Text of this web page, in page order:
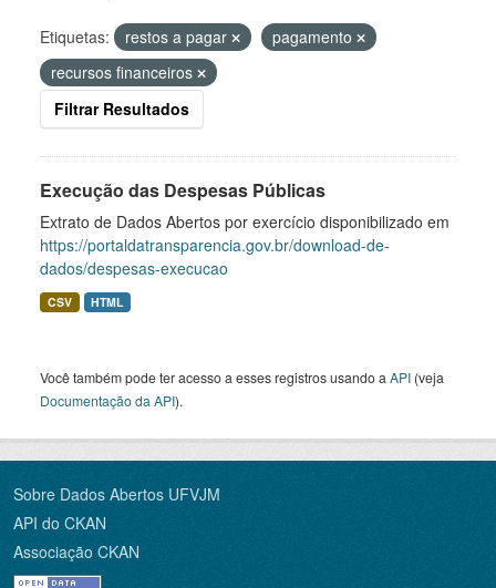
Etiquetas: restos a pagar
pagamento
recursos financeiros
Filtrar Resultados
Execução das Despesas Públicas
Extrato de Dados Abertos por exercício disponibilizado em
https://portaldatransparencia.gov.br/download-de-
dados/despesas-execucao
CSV HTML
Você também pode ter acesso a esses registros usando a API (veja
Documentação da API).
Sobre Dados Abertos UFVJM
API do CKAN
Associação CKAN